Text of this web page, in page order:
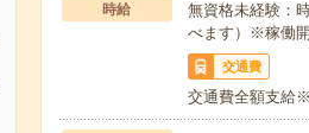
時給
無資格未経験：
べます）※稼働
交通費
交通費全額支給